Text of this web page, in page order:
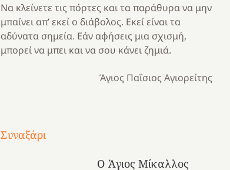
Να κλείνετε τις πόρτες και τα παράθυρα να μην
μπαίνει απ’ εκεί ο διάβολος. Εκεί είναι τα
αδύνατα σημεία. Εάν αφήσεις μια σχισμή,
μπορεί να μπει και να σου κάνει ζημιά.
Άγιος Παΐσιος Αγιορείτης
Συναξάρι
Ο Άγιος Μίκαλλος
Μια
και
Κατασκηνωτικές